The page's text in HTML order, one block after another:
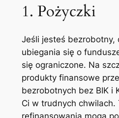
1. Pożyczki
Jeśli jesteś bezrobotny,
ubiegania się o
się ograniczone. Na
produkty finansowe
bezrobotnych bez BIK i
Ci w trudnych chwilach.